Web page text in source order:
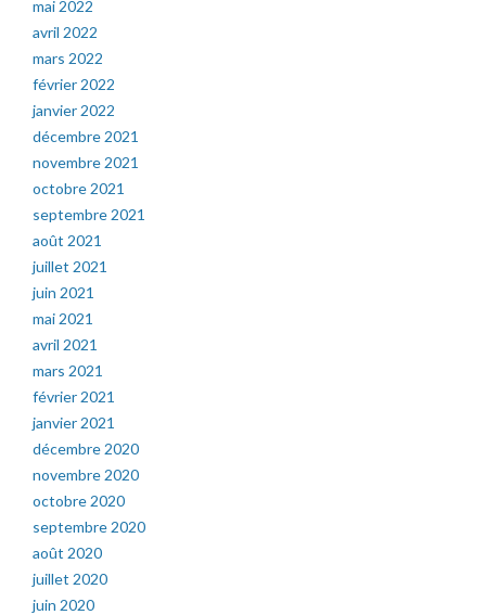
mai 2022
avril 2022
mars 2022
février 2022
janvier 2022
décembre 2021
novembre 2021
octobre 2021
septembre 2021
août 2021
juillet 2021
juin 2021
mai 2021
avril 2021
mars 2021
février 2021
janvier 2021
décembre 2020
novembre 2020
octobre 2020
septembre 2020
août 2020
juillet 2020
juin 2020